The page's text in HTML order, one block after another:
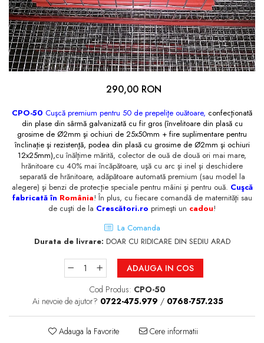
Furajare porci, purcei,
scroafe
Păuni
Oi şi capre
290,00 RON
CPO-50 Cuşcă premium pentru 50 de prepeliţe ouătoare, confecţionată
din plase din sârmă galvanizată cu fir gros (învelitoare din plasă cu
grosime de Ø2mm şi ochiuri de 25x50mm + fire suplimentare pentru
înclinaţie şi rezistenţă, podea din plasă cu grosime de Ø2mm şi ochiuri
12x25mm),cu înălţime mărită, colector de ouă de două ori mai mare,
hrănitoare cu 40% mai încăpătoare, uşă cu arc şi inel şi deschidere
separată de hrănitoare, adăpătoare automată premium (sau model la
alegere) şi benzi de protecţie speciale pentru mâini şi pentru ouă. Cuşcă
fabricată în România! În plus, cu fiecare comandă de maternităţi sau
de cuşti de la Crescători.ro primeşti un cadou!
La Comanda
Durata de livrare: DOAR CU RIDICARE DIN SEDIU ARAD
ADAUGA IN COS
Cod Produs: CPO-50
Ai nevoie de ajutor? 0722-475.979 / 0768-757.235
Adauga la Favorite Cere informatii